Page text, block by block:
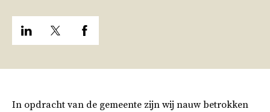
In opdracht van de gemeente zijn wij nauw betrokken